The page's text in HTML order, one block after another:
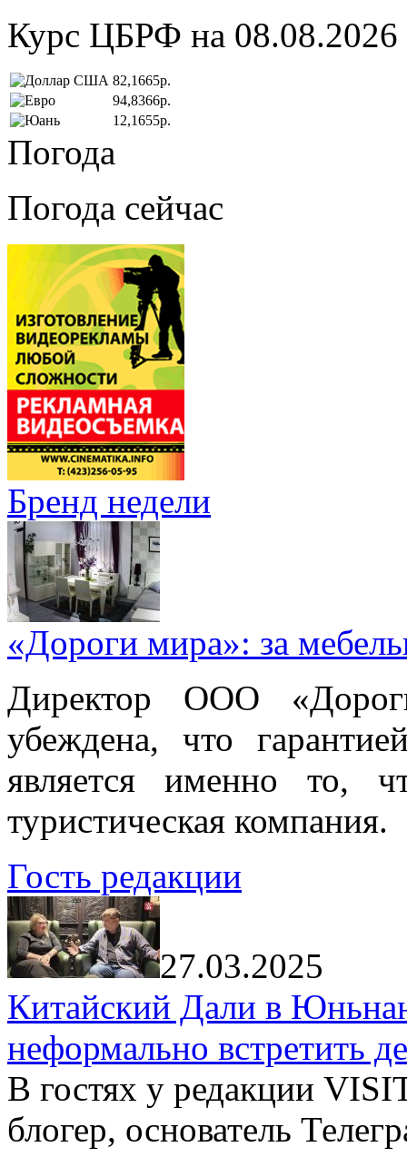
Курс ЦБРФ на 08.08.2026
82,1665р.
94,8366р.
12,1655р.
Погода
Погода сейчас
Бренд недели
«Дороги мира»: за
Директор ООО
убеждена, что
является именно то,
туристическая компания.
Гость редакции
27.03.2025
Китайский Дали в
неформально встретить
В гостях у редакции
блогер, основатель